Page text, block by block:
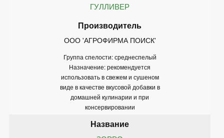
ГУЛЛИВЕР
ООО 'АГРОФИРМА ПОИСК'
Группа спелости: среднеспелый
Назначение: рекомендуется
использовать в свежем и сушеном
виде в качестве вкусовой добавки в
домашней кулинарии и при
консервировании